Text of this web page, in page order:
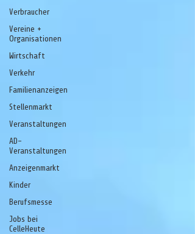
Verbraucher
Vereine +
Organisationen
Wirtschaft
Verkehr
Familienanzeigen
Stellenmarkt
Veranstaltungen
AD-
Veranstaltungen
Anzeigenmarkt
Kinder
Berufsmesse
Jobs bei
CelleHeute